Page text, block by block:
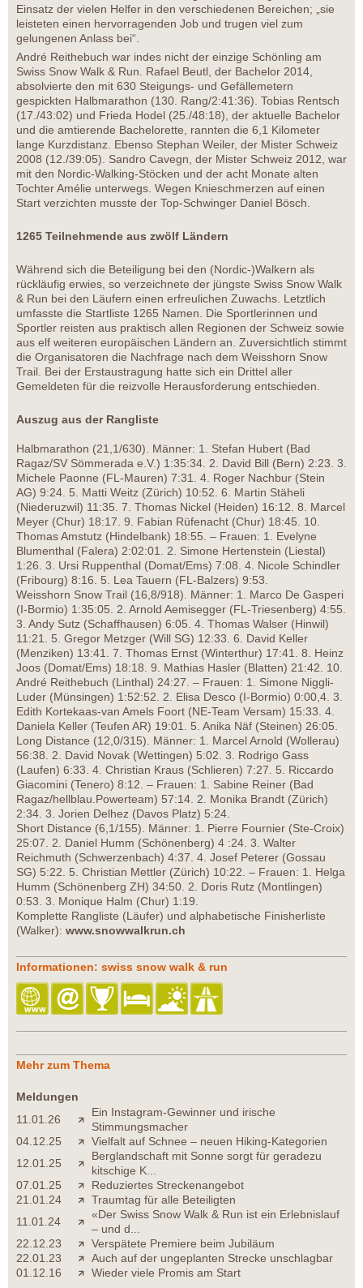
Einsatz der vielen Helfer in den verschiedenen Bereichen; „sie
leisteten einen hervorragenden Job und trugen viel zum
gelungenen Anlass bei“.
André Reithebuch war indes nicht der einzige Schönling am
Swiss Snow Walk & Run. Rafael Beutl, der Bachelor 2014,
absolvierte den mit 630 Steigungs- und Gefällemetern
gespickten Halbmarathon (130. Rang/2:41:36). Tobias Rentsch
(17./43:02) und Frieda Hodel (25./48:18), der aktuelle Bachelor
und die amtierende Bachelorette, rannten die 6,1 Kilometer
lange Kurzdistanz. Ebenso Stephan Weiler, der Mister Schweiz
2008 (12./39:05). Sandro Cavegn, der Mister Schweiz 2012, war
mit den Nordic-Walking-Stöcken und der acht Monate alten
Tochter Amélie unterwegs. Wegen Knieschmerzen auf einen
Start verzichten musste der Top-Schwinger Daniel Bösch.
1265 Teilnehmende aus zwölf Ländern
Während sich die Beteiligung bei den (Nordic-)Walkern als
rückläufig erwies, so verzeichnete der jüngste Swiss Snow Walk
& Run bei den Läufern einen erfreulichen Zuwachs. Letztlich
umfasste die Startliste 1265 Namen. Die Sportlerinnen und
Sportler reisten aus praktisch allen Regionen der Schweiz sowie
aus elf weiteren europäischen Ländern an. Zuversichtlich stimmt
die Organisatoren die Nachfrage nach dem Weisshorn Snow
Trail. Bei der Erstaustragung hatte sich ein Drittel aller
Gemeldeten für die reizvolle Herausforderung entschieden.
Auszug aus der Rangliste
Halbmarathon (21,1/630). Männer: 1. Stefan Hubert (Bad
Ragaz/SV Sömmerada e.V.) 1:35:34. 2. David Bill (Bern) 2:23. 3.
Michele Paonne (FL-Mauren) 7:31. 4. Roger Nachbur (Stein
AG) 9:24. 5. Matti Weitz (Zürich) 10:52. 6. Martin Stäheli
(Niederuzwil) 11:35. 7. Thomas Nickel (Heiden) 16:12. 8. Marcel
Meyer (Chur) 18:17. 9. Fabian Rüfenacht (Chur) 18:45. 10.
Thomas Amstutz (Hindelbank) 18:55. – Frauen: 1. Evelyne
Blumenthal (Falera) 2:02:01. 2. Simone Hertenstein (Liestal)
1:26. 3. Ursi Ruppenthal (Domat/Ems) 7:08. 4. Nicole Schindler
(Fribourg) 8:16. 5. Lea Tauern (FL-Balzers) 9:53.
Weisshorn Snow Trail (16,8/918). Männer: 1. Marco De Gasperi
(I-Bormio) 1:35:05. 2. Arnold Aemisegger (FL-Triesenberg) 4:55.
3. Andy Sutz (Schaffhausen) 6:05. 4. Thomas Walser (Hinwil)
11:21. 5. Gregor Metzger (Will SG) 12:33. 6. David Keller
(Menziken) 13:41. 7. Thomas Ernst (Winterthur) 17:41. 8. Heinz
Joos (Domat/Ems) 18:18. 9. Mathias Hasler (Blatten) 21:42. 10.
André Reithebuch (Linthal) 24:27. – Frauen: 1. Simone Niggli-
Luder (Münsingen) 1:52:52. 2. Elisa Desco (I-Bormio) 0:00,4. 3.
Edith Kortekaas-van Amels Foort (NE-Team Versam) 15:33. 4.
Daniela Keller (Teufen AR) 19:01. 5. Anika Näf (Steinen) 26:05.
Long Distance (12,0/315). Männer: 1. Marcel Arnold (Wollerau)
56:38. 2. David Novak (Wettingen) 5:02. 3. Rodrigo Gass
(Laufen) 6:33. 4. Christian Kraus (Schlieren) 7:27. 5. Riccardo
Giacomini (Tenero) 8:12. – Frauen: 1. Sabine Reiner (Bad
Ragaz/hellblau.Powerteam) 57:14. 2. Monika Brandt (Zürich)
2:34. 3. Jorien Delhez (Davos Platz) 5:24.
Short Distance (6,1/155). Männer: 1. Pierre Fournier (Ste-Croix)
25:07. 2. Daniel Humm (Schönenberg) 4 :24. 3. Walter
Reichmuth (Schwerzenbach) 4:37. 4. Josef Peterer (Gossau
SG) 5:22. 5. Christian Mettler (Zürich) 10:22. – Frauen: 1. Helga
Humm (Schönenberg ZH) 34:50. 2. Doris Rutz (Montlingen)
0:53. 3. Monique Halm (Chur) 1:19.
Komplette Rangliste (Läufer) und alphabetische Finisherliste
(Walker): www.snowwalkrun.ch
Informationen: swiss snow walk & run
Mehr zum Thema
Meldungen
11.01.26
Ein Instagram-Gewinner und irische
Stimmungsmacher
04.12.25
Vielfalt auf Schnee – neuen Hiking-Kategorien
12.01.25
Berglandschaft mit Sonne sorgt für geradezu
kitschige K...
07.01.25
Reduziertes Streckenangebot
21.01.24
Traumtag für alle Beteiligten
11.01.24
«Der Swiss Snow Walk & Run ist ein Erlebnislauf
– und d...
22.12.23
Verspätete Premiere beim Jubiläum
22.01.23
Auch auf der ungeplanten Strecke unschlagbar
01.12.16
Wieder viele Promis am Start